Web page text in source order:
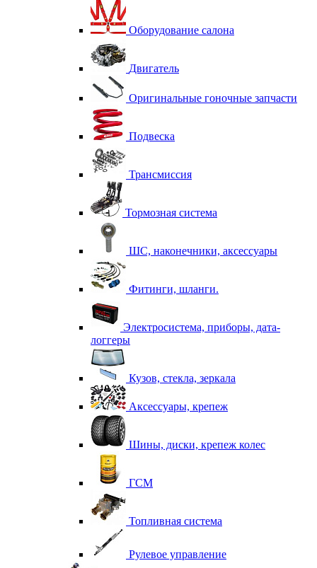
Оборудование салона
Двигатель
Оригинальные гоночные запчасти
Подвеска
Трансмиссия
Тормозная система
ШС, наконечники, аксессуары
Фитинги, шланги.
Электросистема, приборы, дата-
логгеры
Кузов, стекла, зеркала
Аксессуары, крепеж
Шины, диски, крепеж колес
ГСМ
Топливная система
Рулевое управление